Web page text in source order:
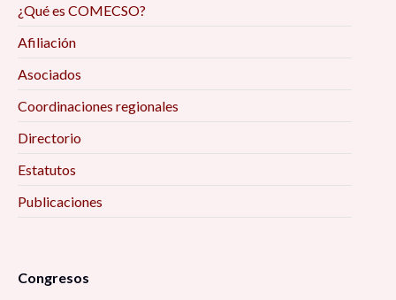
¿Qué es COMECSO?
Afiliación
Asociados
Coordinaciones regionales
Directorio
Estatutos
Publicaciones
Congresos